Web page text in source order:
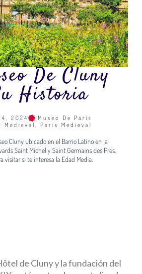
De Cluny
Historia
2024
Museo De Paris
Medieval
Paris Medieval
Cluny ubicado en el Barrio Latino en la
Saint Michel y Saint Germains des Pres.
visitar si te interesa la Edad Media.
de Cluny y la fundación del